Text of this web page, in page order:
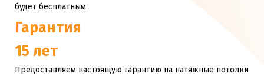
будет бесплатным
Гарантия
15 лет
Предоставляем настоящую гарантию на натяжные потолки